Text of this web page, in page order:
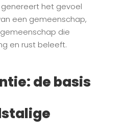
het gevoel
een gemeenschap,
die
en rust beleeft.
de basis